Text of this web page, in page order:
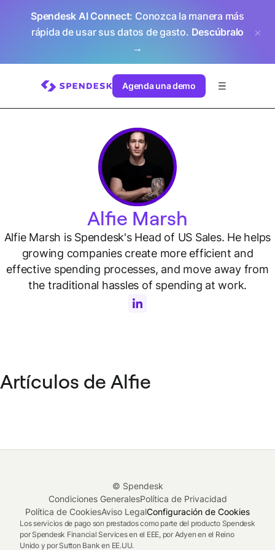
Spendesk AI Connect: Conozca la manera más
rápida de usar sus datos de gasto. Descúbralo
→
Agenda una demo
Alfie Marsh
Alfie Marsh is Spendesk's Head of US Sales. He helps
growing companies create more efficient and
effective spending processes, and move away from
the traditional hassles of spending at work.
Artículos de Alfie
© Spendesk
Condiciones GeneralesPolítica de Privacidad
Política de CookiesAviso LegalConfiguración de Cookies
Los servicios de pago son prestados como parte del producto Spendesk
por Spendesk Financial Services en el EEE, por Adyen en el Reino
Unido y por Sutton Bank en EE.UU.